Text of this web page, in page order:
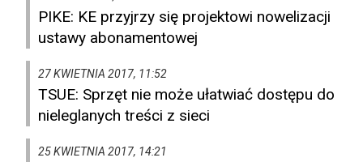
PIKE: KE przyjrzy się projektowi nowelizacji
ustawy abonamentowej
27 KWIETNIA 2017, 11:52
TSUE: Sprzęt nie może ułatwiać dostępu do
nieleglanych treści z sieci
25 KWIETNIA 2017, 14:21